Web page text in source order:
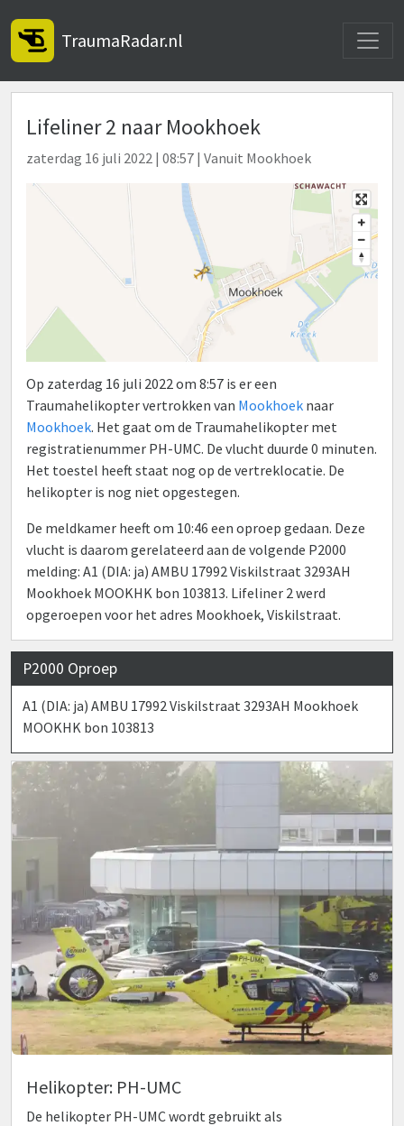
TraumaRadar.nl
Lifeliner 2 naar Mookhoek
zaterdag 16 juli 2022 | 08:57 | Vanuit Mookhoek
Op zaterdag 16 juli 2022 om 8:57 is er een
Traumahelikopter vertrokken van Mookhoek naar
Mookhoek. Het gaat om de Traumahelikopter met
registratienummer PH-UMC. De vlucht duurde 0 minuten.
Het toestel heeft staat nog op de vertreklocatie. De
helikopter is nog niet opgestegen.
De meldkamer heeft om 10:46 een oproep gedaan. Deze
vlucht is daarom gerelateerd aan de volgende P2000
melding: A1 (DIA: ja) AMBU 17992 Viskilstraat 3293AH
Mookhoek MOOKHK bon 103813. Lifeliner 2 werd
opgeroepen voor het adres Mookhoek, Viskilstraat.
P2000 Oproep
A1 (DIA: ja) AMBU 17992 Viskilstraat 3293AH Mookhoek
MOOKHK bon 103813
Helikopter: PH-UMC
De helikopter PH-UMC wordt gebruikt als